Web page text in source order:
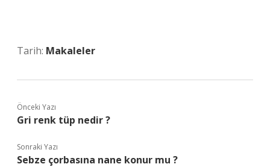
Tarih: Makaleler
Önceki Yazı
Gri renk tüp nedir ?
Sonraki Yazı
Sebze çorbasına nane konur mu ?